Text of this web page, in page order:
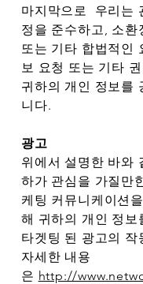
마지막으로 우리는
정을 준수하고, 소환
또는 기타 합법적인
보 요청 또는 기타
귀하의 개인 정보를
니다.
광고
위에서 설명한 바와
하가 관심을 가질만
케팅 커뮤니케이션
해 귀하의 개인 정보
타겟팅 된 광고의 작
자세한 내용
은 http://